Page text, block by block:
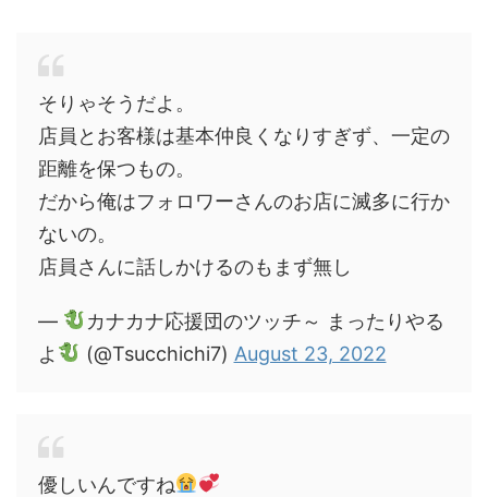
そりゃそうだよ。
店員とお客様は基本仲良くなりすぎず、一定の
距離を保つもの。
だから俺はフォロワーさんのお店に滅多に行か
ないの。
店員さんに話しかけるのもまず無し
—
カナカナ応援団のツッチ～ まったりやる
よ
(@Tsucchichi7) August 23, 2022
優しいんですね